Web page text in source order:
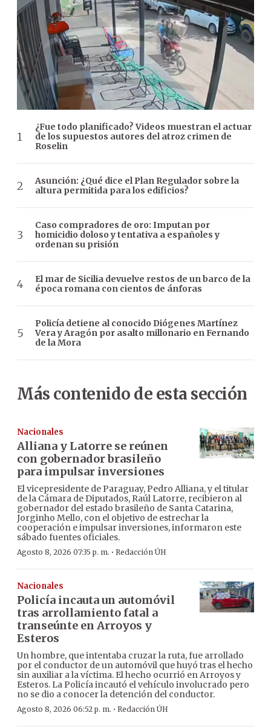
¿Fue todo planificado? Videos muestran el actuar
de los supuestos autores del atroz crimen de
Roselin
Asunción: ¿Qué dice el Plan Regulador sobre la
altura permitida para los edificios?
Caso compradores de oro: Imputan por
homicidio doloso y tentativa a españoles y
ordenan su prisión
El mar de Sicilia devuelve restos de un barco de la
época romana con cientos de ánforas
Policía detiene al conocido Diógenes Martínez
Vera y Aragón por asalto millonario en Fernando
de la Mora
Más contenido de esta sección
Nacionales
Alliana y Latorre se reúnen
con gobernador brasileño
para impulsar inversiones
El vicepresidente de Paraguay, Pedro Alliana, y el titular
de la Cámara de Diputados, Raúl Latorre, recibieron al
gobernador del estado brasileño de Santa Catarina,
Jorginho Mello, con el objetivo de estrechar la
cooperación e impulsar inversiones, informaron este
sábado fuentes oficiales.
Agosto 8, 2026 07:35 p. m. · Redacción ÚH
Nacionales
Policía incauta un automóvil
tras arrollamiento fatal a
transeúnte en Arroyos y
Esteros
Un hombre, que intentaba cruzar la ruta, fue arrollado
por el conductor de un automóvil que huyó tras el hecho
sin auxiliar a la víctima. El hecho ocurrió en Arroyos y
Esteros. La Policía incautó el vehículo involucrado pero
no se dio a conocer la detención del conductor.
Agosto 8, 2026 06:52 p. m. · Redacción ÚH